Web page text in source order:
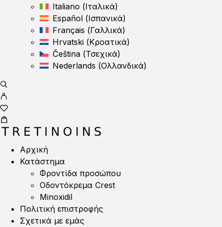
Italiano (Ιταλικά)
Español (Ισπανικά)
Français (Γαλλικά)
Hrvatski (Κροατικά)
Čeština (Τσεχικά)
Nederlands (Ολλανδικά)
Αρχική
Κατάστημα
Φροντίδα προσώπου
Οδοντόκρεμα Crest
Minoxidil
Πολιτική επιστροφής
Σχετικά με εμάς